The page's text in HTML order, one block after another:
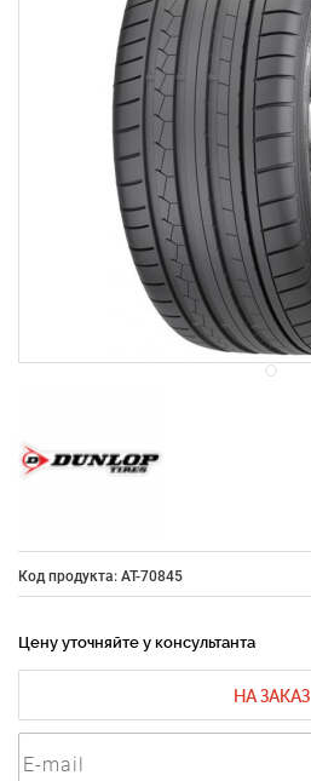
Код продукта: AT-70845
Цену уточняйте у консультанта
НА ЗАКАЗ